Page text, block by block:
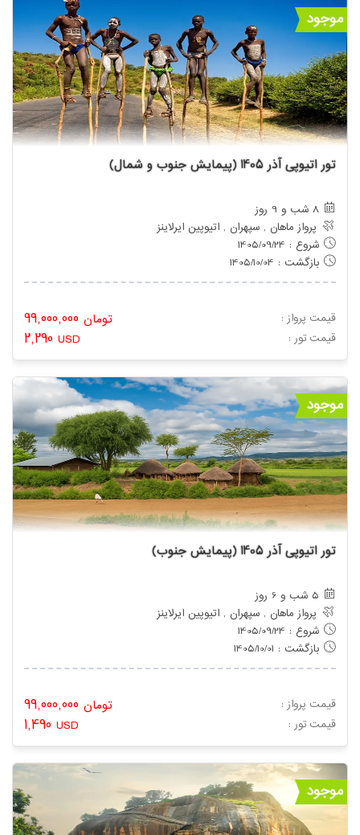
موجود
تور اتیوپی آذر 1405 (پیمایش جنوب و شمال)
8 شب و 9 روز
پرواز ماهان , سپهران , اتیوپین ایرلاینز
شروع : 1405/09/24
بازگشت : 1405/10/04
تومان قیمت پرواز :
2,290 USD : قیمت تور
موجود
تور اتیوپی آذر 1405 (پیمایش جنوب)
5 شب و 6 روز
پرواز ماهان , سپهران , اتیوپین ایرلاینز
شروع : 1405/09/24
بازگشت : 1405/10/01
تومان قیمت پرواز :
1,490 USD : قیمت تور
موجود